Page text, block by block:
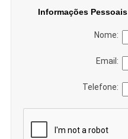
Informações Pessoais
Nome:
Email:
Telefone: